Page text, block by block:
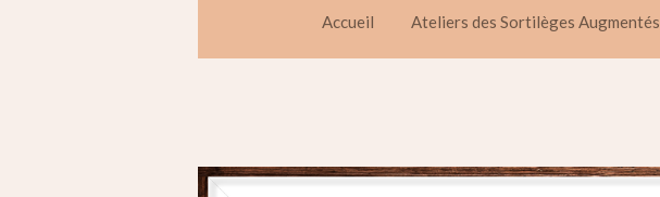
Accueil Ateliers des Sortilèges Augmentés